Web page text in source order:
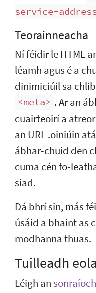
service-
Teorainneacha
Ní féidir le HTML
léamh agus é a
dinimiciúil sa
<meta> . Ar an
cuairteoirí a
an URL .oiniúin
ábhar-chuid den
cuma cén fo-
siad.
Dá bhrí sin, más
úsáid a bhaint as
modhanna thuas.
Tuilleadh
Léigh an